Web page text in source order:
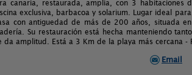
canaria, restaurada, amplia, con 3 habitaciones
exclusiva, barbacoa y solarium. Lugar ideal
con antiguedad de más de 200 años, situada
Su restauración está hecha manteniendo
da amplitud. Está a 3 Km de la playa más cercana -
Email